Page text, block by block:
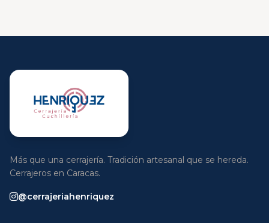
Más que una cerrajería. Tradición artesanal que se hereda.
Cerrajeros en Caracas.
@cerrajeriahenriquez